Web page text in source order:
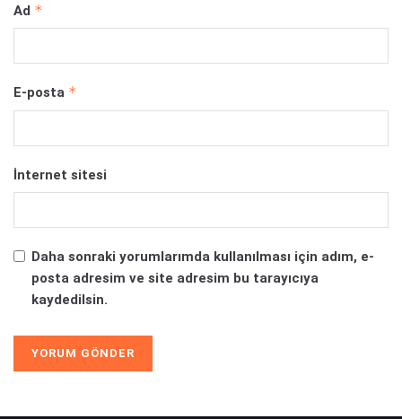
Ad *
E-posta *
İnternet sitesi
Daha sonraki yorumlarımda kullanılması için adım, e-
posta adresim ve site adresim bu tarayıcıya
kaydedilsin.